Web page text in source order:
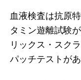
血液検査は抗原
タミン遊離試験
リックス・スク
パッチテストがあ